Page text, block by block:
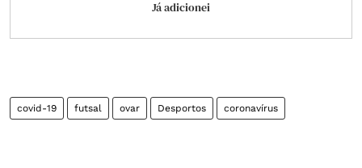
Já adicionei
covid-19 futsal ovar Desportos coronavírus